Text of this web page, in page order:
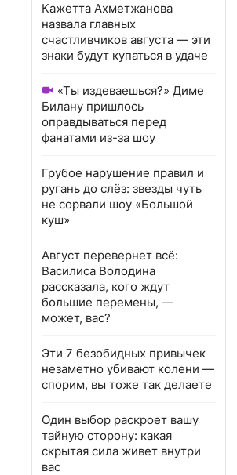
Кажетта Ахметжанова
назвала главных
счастливчиков августа — эти
знаки будут купаться в удаче
«Ты издеваешься?» Диме
Билану пришлось
оправдываться перед
фанатами из-за шоу
Грубое нарушение правил и
ругань до слёз: звезды чуть
не сорвали шоу «Большой
куш»
Август перевернет всё:
Василиса Володина
рассказала, кого ждут
большие перемены, —
может, вас?
Эти 7 безобидных привычек
незаметно убивают колени —
спорим, вы тоже так делаете
Один выбор раскроет вашу
тайную сторону: какая
скрытая сила живет внутри
вас